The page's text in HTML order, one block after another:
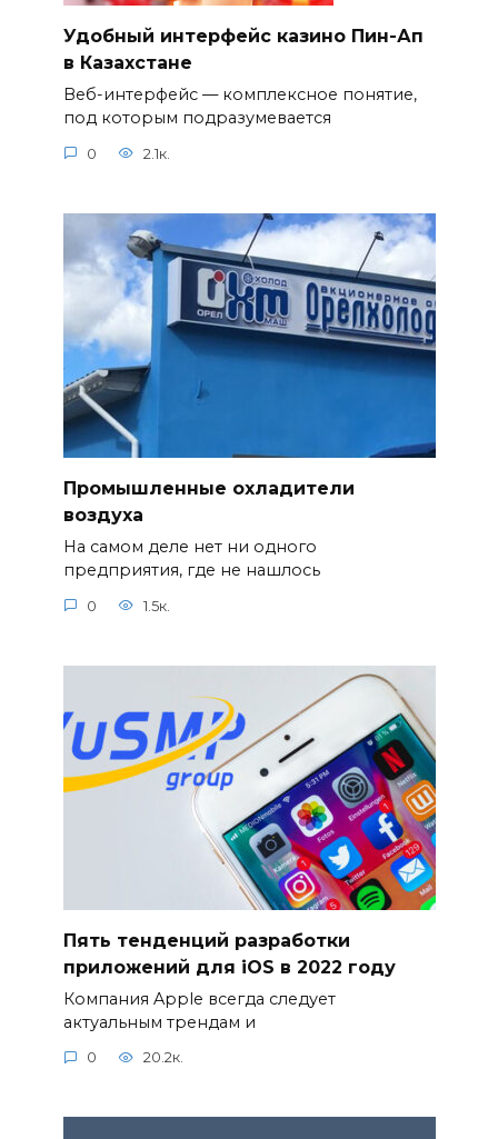
Удобный интерфейс казино Пин-Ап
в Казахстане
Веб-интерфейс — комплексное понятие,
под которым подразумевается
0 2.1к.
Промышленные охладители
воздуха
На самом деле нет ни одного
предприятия, где не нашлось
0 1.5к.
Пять тенденций разработки
приложений для iOS в 2022 году
Компания Apple всегда следует
актуальным трендам и
0 20.2к.